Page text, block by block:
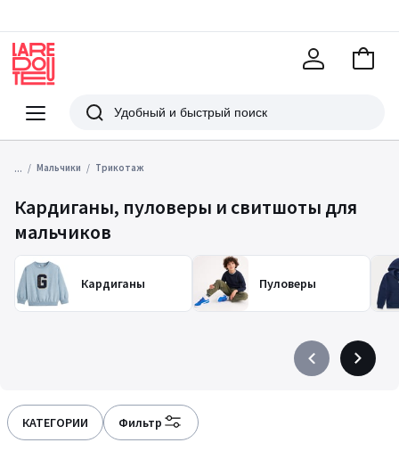
Меню
Redoute
Поиск
В
... Мальчики Трикотаж
Кардиганы, пуловеры и свитшоты для
мальчиков
Кардиганы Пуловеры
PrécédentSuivant
КАТЕГОРИИ Фильтр